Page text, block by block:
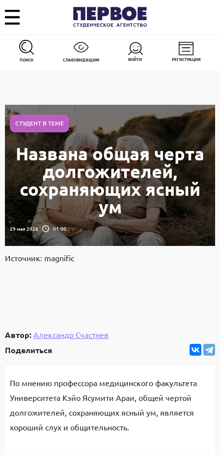
ПОИСК СЛАБОВИДЯЩИМ ВОЙТИ РЕГИСТРАЦИЯ
СТУДЕНТ В ТЕМЕ
Названа общая черта
долгожителей,
сохраняющих ясный
ум
29 мая 2026 01:00
Источник: magnific
Автор: Александр Счастнев
Поделиться
По мнению профессора медицинского факультета
Университета Кэйо Ясумити Араи, общей чертой
долгожителей, сохраняющих ясный ум, является
хороший слух и общительность.